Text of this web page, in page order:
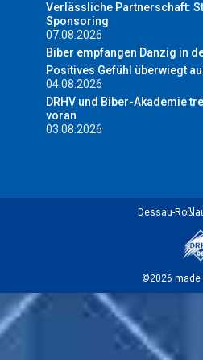
Verlässliche Partnerschaft:
Sponsoring
07.08.2026
Biber empfangen Danzig in
Positives Gefühl überwiegt
04.08.2026
DRHV und Biber-Akademie
voran
03.08.2026
Dessau-
©2026 made